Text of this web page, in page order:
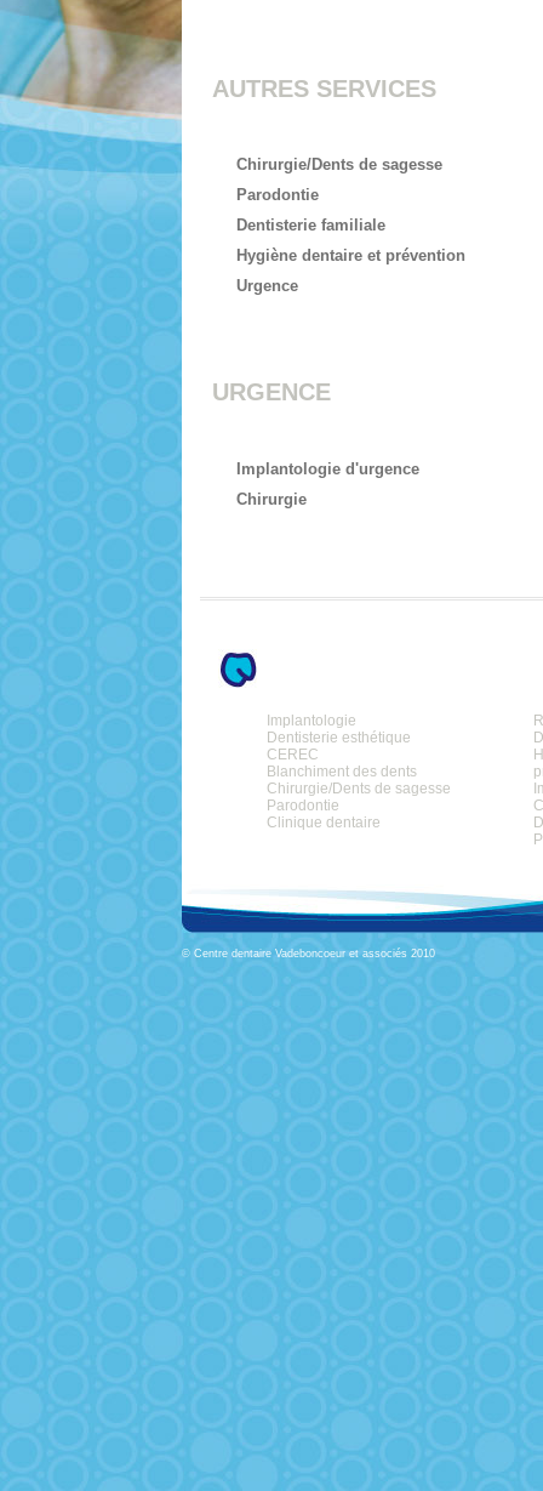
AUTRES SERVICES
Chirurgie/Dents de sagesse
Parodontie
Dentisterie familiale
Hygiène dentaire et prévention
Urgence
URGENCE
Implantologie d'urgence
Chirurgie
Implantologie
Dentisterie esthétique
CEREC
Blanchiment des dents
Chirurgie/Dents de sagesse
Parodontie
Clinique dentaire
© Centre dentaire Vadeboncoeur et associés 2010